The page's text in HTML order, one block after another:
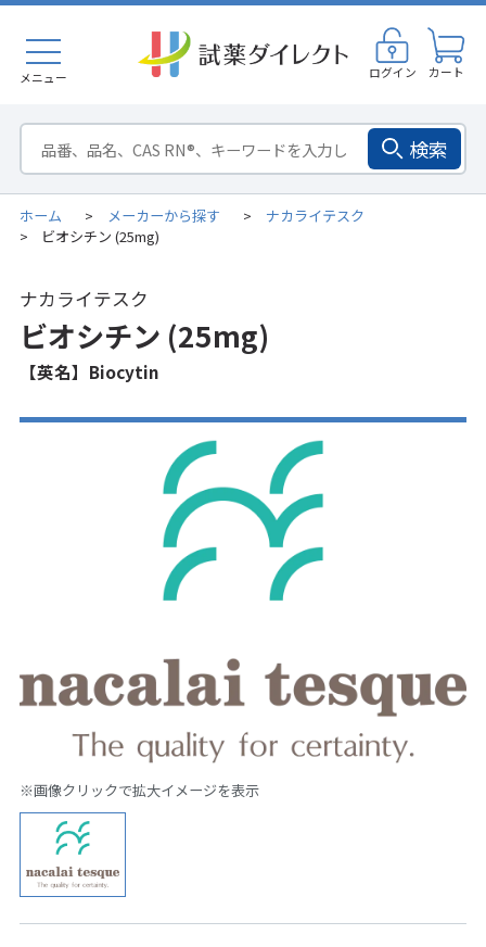
メニュー ログイン カート
検索
ホーム > メーカーから探す > ナカライテスク
> ビオシチン (25mg)
ナカライテスク
ビオシチン (25mg)
【英名】Biocytin
※画像クリックで拡大イメージを表示